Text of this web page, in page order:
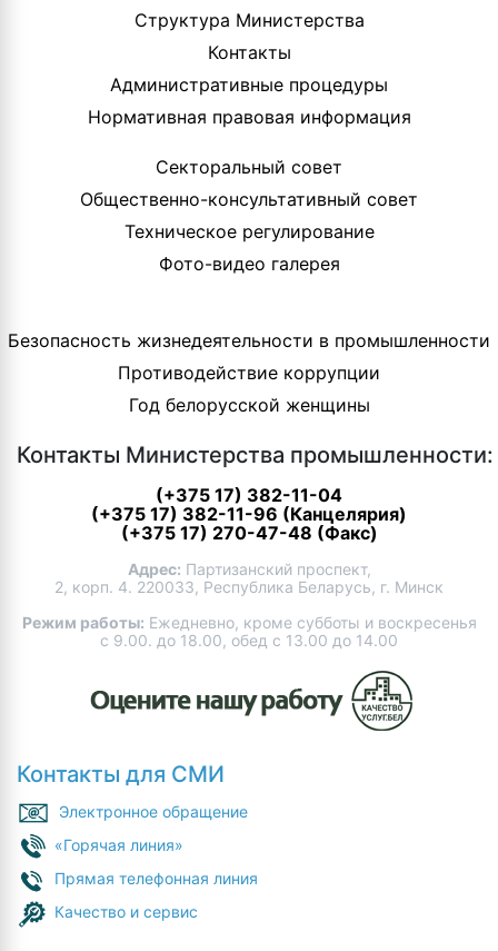
Структура Министерства
Контакты
Административные процедуры
Нормативная правовая информация
Секторальный совет
Общественно-консультативный совет
Техническое регулирование
Фото-видео галерея
Безопасность жизнедеятельности в промышленности
Противодействие коррупции
Год белорусской женщины
Контакты Министерства промышленности:
(+375 17) 382-11-04
(+375 17) 382-11-96 (Канцелярия)
(+375 17) 270-47-48 (Факс)
Адрес: Партизанский проспект,
2, корп. 4. 220033, Республика Беларусь, г. Минск
Режим работы: Ежедневно, кроме субботы и воскресенья
с 9.00. до 18.00, обед с 13.00 до 14.00
Контакты для СМИ
Электронное обращение
«Горячая линия»
Прямая телефонная линия
Качество и сервис